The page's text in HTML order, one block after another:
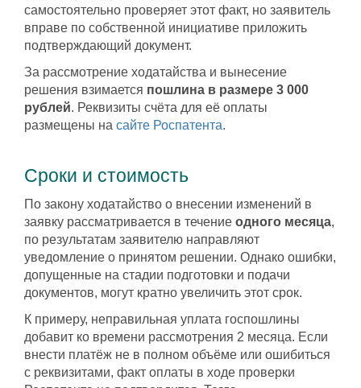
самостоятельно проверяет этот факт, но заявитель
вправе по собственной инициативе приложить
подтверждающий документ.
За рассмотрение ходатайства и вынесение
решения взимается пошлина в размере 3 000
рублей. Реквизиты счёта для её оплаты
размещены на сайте Роспатента.
Сроки и стоимость
По закону ходатайство о внесении изменений в
заявку рассматривается в течение одного месяца,
по результатам заявителю направляют
уведомление о принятом решении. Однако ошибки,
допущенные на стадии подготовки и подачи
документов, могут кратно увеличить этот срок.
К примеру, неправильная уплата госпошлины
добавит ко времени рассмотрения 2 месяца. Если
внести платёж не в полном объёме или ошибиться
с реквизитами, факт оплаты в ходе проверки